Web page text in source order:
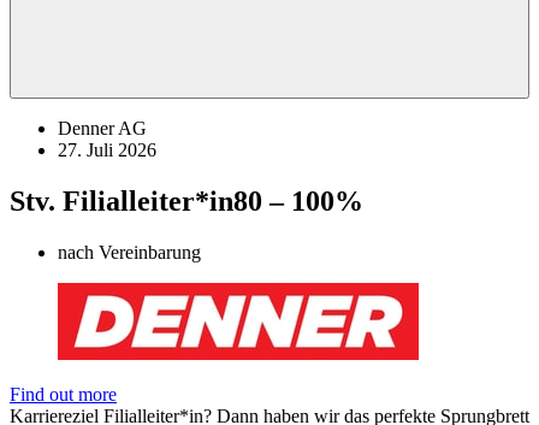
Denner AG
27. Juli 2026
Stv. Filialleiter*in80 – 100%
nach Vereinbarung
Find out more
Karriereziel Filialleiter*in? Dann haben wir das perfekte Sprungbrett